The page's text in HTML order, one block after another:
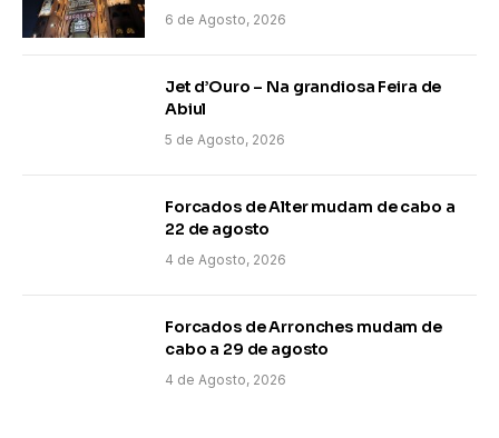
6 de Agosto, 2026
Jet d’Ouro – Na grandiosa Feira de
Abiul
5 de Agosto, 2026
Forcados de Alter mudam de cabo a
22 de agosto
4 de Agosto, 2026
Forcados de Arronches mudam de
cabo a 29 de agosto
4 de Agosto, 2026